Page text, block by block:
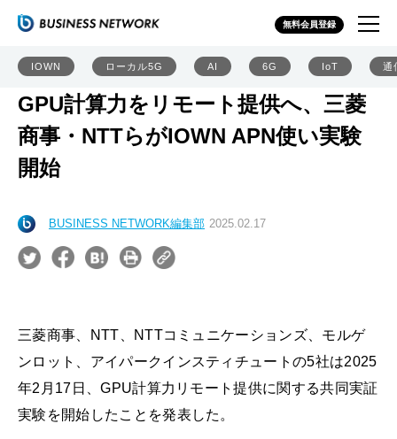
無料会員登録
IOWN ローカル5G AI 6G IoT 通
GPU計算力をリモート提供へ、三菱
商事・NTTらがIOWN APN使い実験
開始
BUSINESS NETWORK編集部 2025.02.17
三菱商事、NTT、NTTコミュニケーションズ、モルゲ
ンロット、アイパークインスティチュートの5社は2025
年2月17日、GPU計算力リモート提供に関する共同実証
実験を開始したことを発表した。